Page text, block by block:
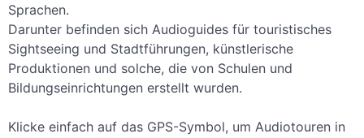
Sprachen.
Darunter befinden sich Audioguides für touristisches
Sightseeing und Stadtführungen, künstlerische
Produktionen und solche, die von Schulen und
Bildungseinrichtungen erstellt wurden.
Klicke einfach auf das GPS-Symbol, um Audiotouren in